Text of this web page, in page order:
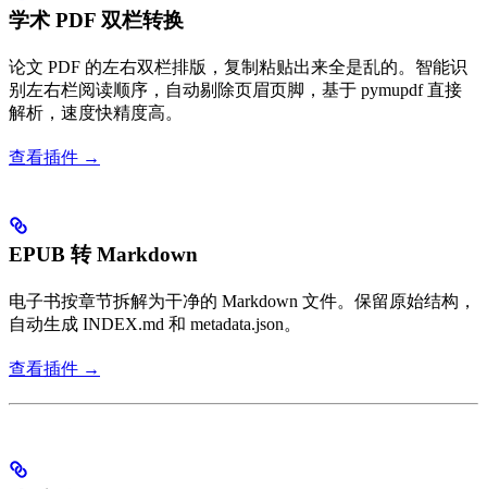
学术 PDF 双栏转换
论文 PDF 的左右双栏排版，复制粘贴出来全是乱的。智能识
别左右栏阅读顺序，自动剔除页眉页脚，基于 pymupdf 直接
解析，速度快精度高。
查看插件 →
EPUB 转 Markdown
电子书按章节拆解为干净的 Markdown 文件。保留原始结构，
自动生成 INDEX.md 和 metadata.json。
查看插件 →